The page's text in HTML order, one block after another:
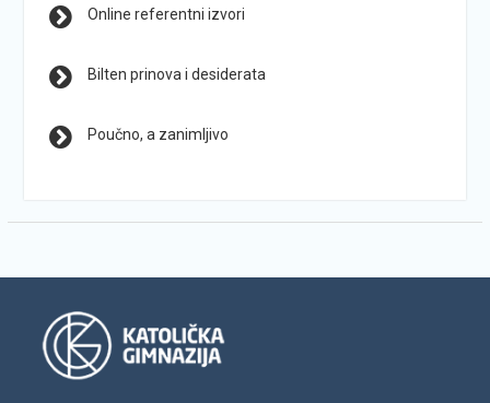
Online referentni izvori
Bilten prinova i desiderata
Poučno, a zanimljivo